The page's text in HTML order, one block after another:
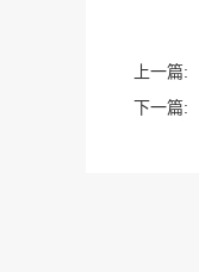
上一篇:
下一篇: